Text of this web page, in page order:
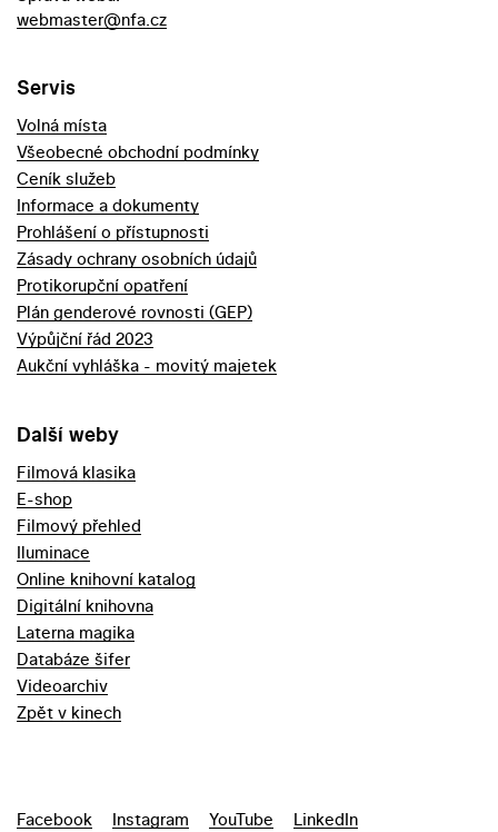
webmaster@nfa.cz
Servis
Volná místa
Všeobecné obchodní podmínky
Ceník služeb
Informace a dokumenty
Prohlášení o přístupnosti
Zásady ochrany osobních údajů
Protikorupční opatření
Plán genderové rovnosti (GEP)
Výpůjční řád 2023
Aukční vyhláška - movitý majetek
Další weby
Filmová klasika
E-shop
Filmový přehled
Iluminace
Online knihovní katalog
Digitální knihovna
Laterna magika
Databáze šifer
Videoarchiv
Zpět v kinech
Facebook Instagram YouTube LinkedIn